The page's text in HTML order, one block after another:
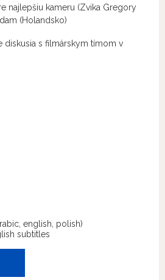
najlepšiu kameru (Zvika Gregory
(Holandsko)
diskusia s filmárskym tímom v
english, polish)
subtitles